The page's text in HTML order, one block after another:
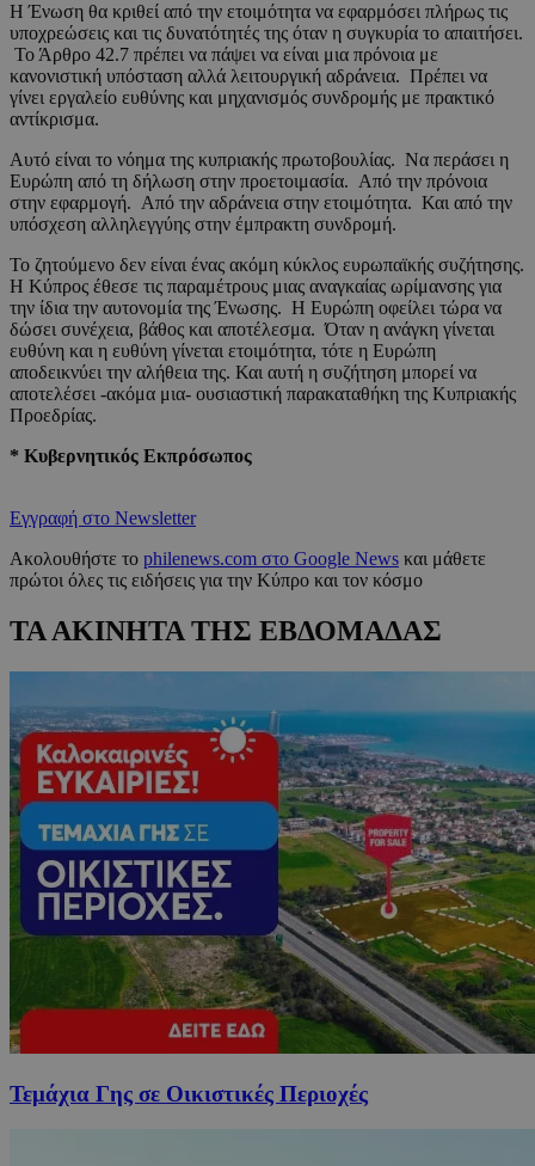
Η Ένωση θα κριθεί από την ετοιμότητα να εφαρμόσει πλήρως τις
υποχρεώσεις και τις δυνατότητές της όταν η συγκυρία το απαιτήσει.
Το Άρθρο 42.7 πρέπει να πάψει να είναι μια πρόνοια με
κανονιστική υπόσταση αλλά λειτουργική αδράνεια. Πρέπει να
γίνει εργαλείο ευθύνης και μηχανισμός συνδρομής με πρακτικό
αντίκρισμα.
Αυτό είναι το νόημα της κυπριακής πρωτοβουλίας. Να περάσει η
Ευρώπη από τη δήλωση στην προετοιμασία. Από την πρόνοια
στην εφαρμογή. Από την αδράνεια στην ετοιμότητα. Και από την
υπόσχεση αλληλεγγύης στην έμπρακτη συνδρομή.
Το ζητούμενο δεν είναι ένας ακόμη κύκλος ευρωπαϊκής συζήτησης.
Η Κύπρος έθεσε τις παραμέτρους μιας αναγκαίας ωρίμανσης για
την ίδια την αυτονομία της Ένωσης. Η Ευρώπη οφείλει τώρα να
δώσει συνέχεια, βάθος και αποτέλεσμα. Όταν η ανάγκη γίνεται
ευθύνη και η ευθύνη γίνεται ετοιμότητα, τότε η Ευρώπη
αποδεικνύει την αλήθεια της. Και αυτή η συζήτηση μπορεί να
αποτελέσει -ακόμα μια- ουσιαστική παρακαταθήκη της Κυπριακής
Προεδρίας.
* Κυβερνητικός Εκπρόσωπος
Εγγραφή στο Newsletter
Ακολουθήστε το philenews.com στο Google News και μάθετε
πρώτοι όλες τις ειδήσεις για την Κύπρο και τον κόσμο
ΤΑ ΑΚΙΝΗΤΑ ΤΗΣ ΕΒΔΟΜΑΔΑΣ
Τεμάχια Γης σε Οικιστικές Περιοχές